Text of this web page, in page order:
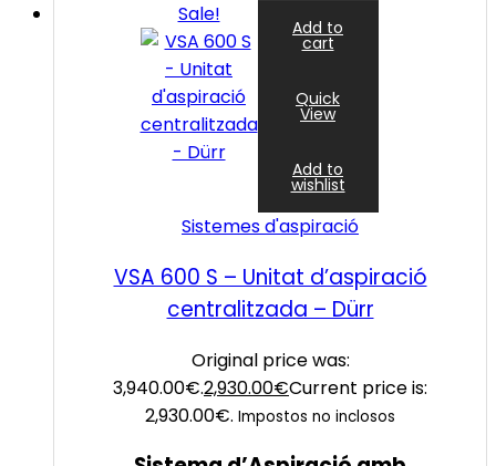
Sale!
Add to
cart
Quick
View
Add to
wishlist
Sistemes d'aspiració
VSA 600 S – Unitat d’aspiració
centralitzada – Dürr
Original price was:
3,940.00€.2,930.00€Current price is:
2,930.00€. Impostos no inclosos